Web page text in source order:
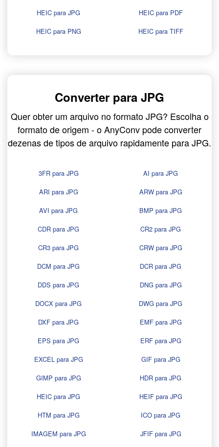
HEIC para JPG
HEIC para PDF
HEIC para PNG
HEIC para TIFF
Converter para JPG
Quer obter um arquivo no formato JPG? Escolha o
formato de origem - o AnyConv pode converter
dezenas de tipos de arquivo rapidamente para JPG.
3FR para JPG
AI para JPG
ARI para JPG
ARW para JPG
AVI para JPG
BMP para JPG
CDR para JPG
CR2 para JPG
CR3 para JPG
CRW para JPG
DCM para JPG
DCR para JPG
DDS para JPG
DNG para JPG
DOCX para JPG
DWG para JPG
DXF para JPG
EMF para JPG
EPS para JPG
ERF para JPG
EXCEL para JPG
GIF para JPG
GIMP para JPG
HDR para JPG
HEIC para JPG
HEIF para JPG
HTM para JPG
ICO para JPG
IMAGEM para JPG
JFIF para JPG